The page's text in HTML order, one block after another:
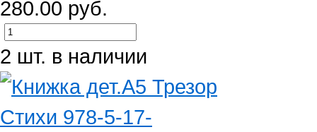
280.00 руб.
2 шт. в наличии